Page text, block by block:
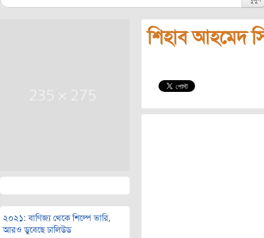
২০২১: বাণিজ্য থেকে শিল্পে ভারি,
আরও ডুবেছে ঢালিউড
শিহাব আহমেদ